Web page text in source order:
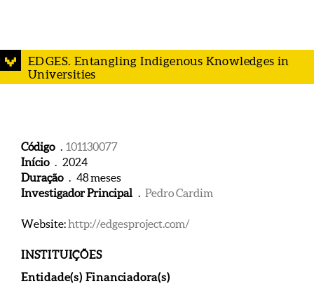
EDGES. Entangling Indigenous Knowledges in
Universities
Código. 101130077
Início. 2024
Duração. 48 meses
Investigador Principal . Pedro Cardim
Website:http://edgesproject.com/
INSTITUIÇÕES
Entidade(s) Financiadora(s)